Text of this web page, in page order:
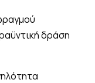
δράση